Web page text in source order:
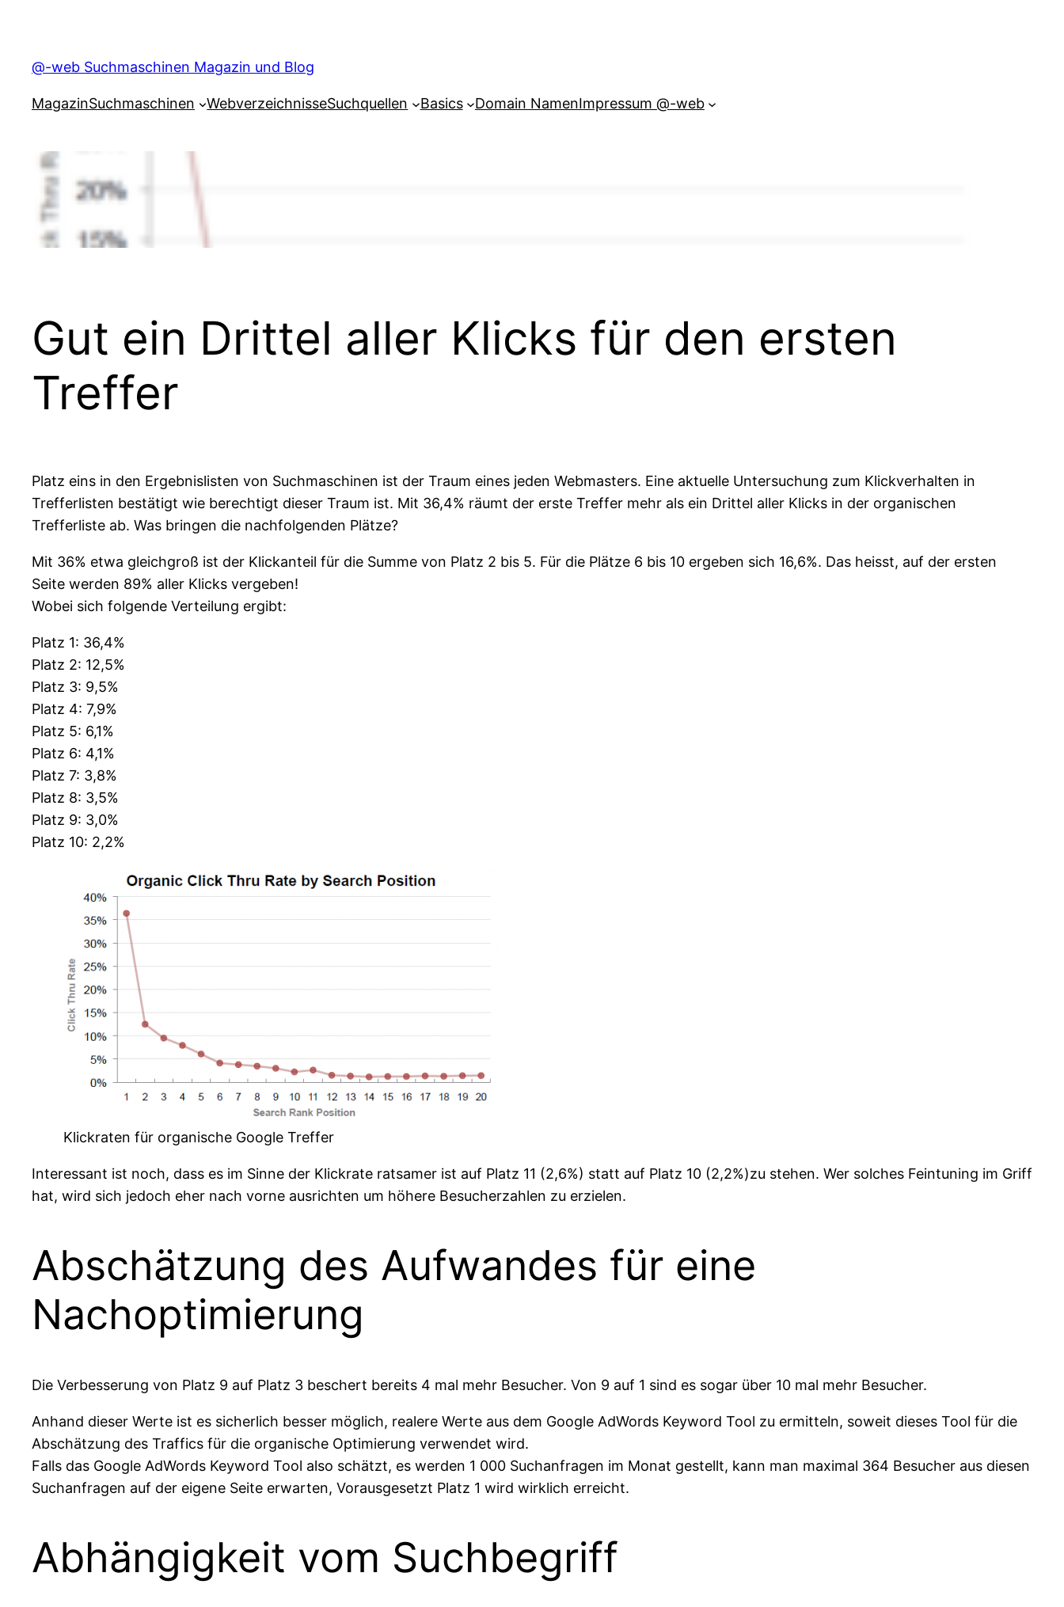
content
@-web Suchmaschinen Magazin und Blog
MagazinSuchmaschinen WebverzeichnisseSuchquellen Basics Domain NamenImpressum @-web
Gut ein Drittel aller Klicks für den ersten
Treffer
Platz eins in den Ergebnislisten von Suchmaschinen ist der Traum eines jeden Webmasters. Eine aktuelle Untersuchung zum Klickverhalten in
Trefferlisten bestätigt wie berechtigt dieser Traum ist. Mit 36,4% räumt der erste Treffer mehr als ein Drittel aller Klicks in der organischen
Trefferliste ab. Was bringen die nachfolgenden Plätze?
Mit 36% etwa gleichgroß ist der Klickanteil für die Summe von Platz 2 bis 5. Für die Plätze 6 bis 10 ergeben sich 16,6%. Das heisst, auf der ersten
Seite werden 89% aller Klicks vergeben!
Wobei sich folgende Verteilung ergibt:
Platz 1: 36,4%
Platz 2: 12,5%
Platz 3: 9,5%
Platz 4: 7,9%
Platz 5: 6,1%
Platz 6: 4,1%
Platz 7: 3,8%
Platz 8: 3,5%
Platz 9: 3,0%
Platz 10: 2,2%
Klickraten für organische Google Treffer
Interessant ist noch, dass es im Sinne der Klickrate ratsamer ist auf Platz 11 (2,6%) statt auf Platz 10 (2,2%)zu stehen. Wer solches Feintuning im Griff
hat, wird sich jedoch eher nach vorne ausrichten um höhere Besucherzahlen zu erzielen.
Abschätzung des Aufwandes für eine
Nachoptimierung
Die Verbesserung von Platz 9 auf Platz 3 beschert bereits 4 mal mehr Besucher. Von 9 auf 1 sind es sogar über 10 mal mehr Besucher.
Anhand dieser Werte ist es sicherlich besser möglich, realere Werte aus dem Google AdWords Keyword Tool zu ermitteln, soweit dieses Tool für die
Abschätzung des Traffics für die organische Optimierung verwendet wird.
Falls das Google AdWords Keyword Tool also schätzt, es werden 1 000 Suchanfragen im Monat gestellt, kann man maximal 364 Besucher aus diesen
Suchanfragen auf der eigene Seite erwarten, Vorausgesetzt Platz 1 wird wirklich erreicht.
Abhängigkeit vom Suchbegriff